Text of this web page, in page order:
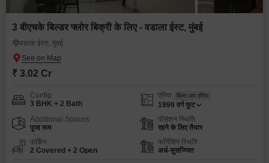
3 बीएचके बिल्डर फ्लोर बिक्री के लिए - वडाला ईस्ट, मुंबई
वडाला ईस्ट, मुंबई
₹ 3.02 Cr
Config
3 BHK + 2 Bath
एरिया बिल्ट-अप एरिया
1999 वर्ग फुट
Additional Spaces
पूजा रूम
पॉसेशन स्थिति
रहने के लिए तैयार
पार्किंग
2 Covered + 2 Open
फर्निशिंग स्थिति
अर्ध-सुसज्जित